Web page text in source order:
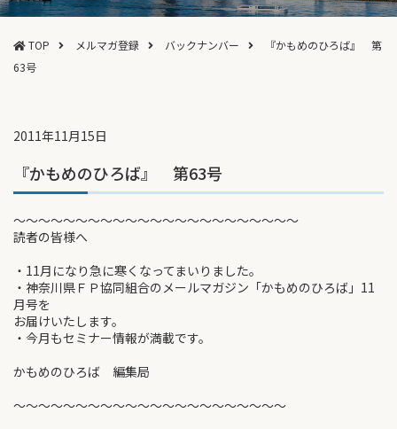
TOP メルマガ登録 バックナンバー
『かもめのひろば』 第
63号
2011年11月15日
『かもめのひろば』 第63号
～～～～～～～～～～～～～～～～～～～～～～～
読者の皆様へ
・11月になり急に寒くなってまいりました。
・神奈川県ＦＰ協同組合のメールマガジン「かもめのひろば」11
月号を
お届けいたします。
・今月もセミナー情報が満載です。
かもめのひろば 編集局
～～～～～～～～～～～～～～～～～～～～～～